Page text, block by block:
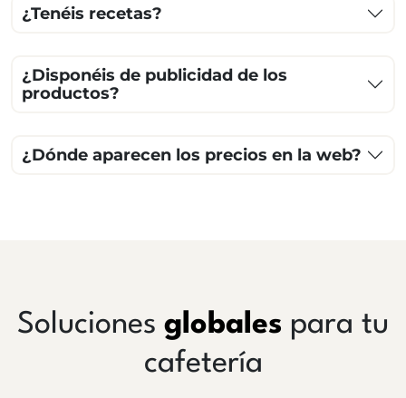
¿Tenéis recetas?
¿Disponéis de publicidad de los
productos?
¿Dónde aparecen los precios en la web?
Soluciones globales para tu
cafetería